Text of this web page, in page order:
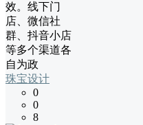
效。线下门
店、微信社
群、抖音小店
等多个渠道各
自为政
珠宝设计
0
0
8